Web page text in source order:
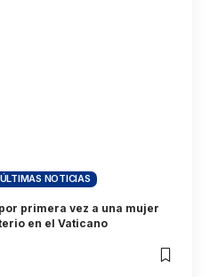
ÚLTIMAS NOTICIAS
primera vez a una mujer
en el Vaticano